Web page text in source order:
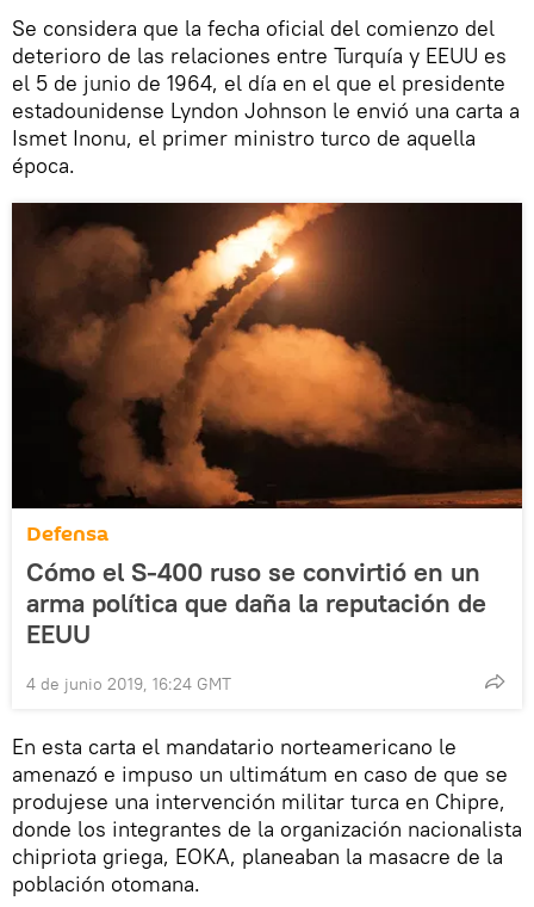
Se considera que la fecha oficial del comienzo del
deterioro de las relaciones entre Turquía y EEUU es
el 5 de junio de 1964, el día en el que el presidente
estadounidense Lyndon Johnson le envió una carta a
Ismet Inonu, el primer ministro turco de aquella
época.
Defensa
Cómo el S-400 ruso se convirtió en un
arma política que daña la reputación de
EEUU
4 de junio 2019, 16:24 GMT
En esta carta el mandatario norteamericano le
amenazó e impuso un ultimátum en caso de que se
produjese una intervención militar turca en Chipre,
donde los integrantes de la organización nacionalista
chipriota griega, EOKA, planeaban la masacre de la
población otomana.